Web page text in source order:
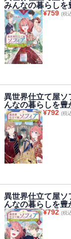
みんなの暮らしを
¥759 (税
異世界仕立て屋ソ
んなの暮らしを豊
¥792 (税
異世界仕立て屋ソ
んなの暮らしを豊
¥792 (税